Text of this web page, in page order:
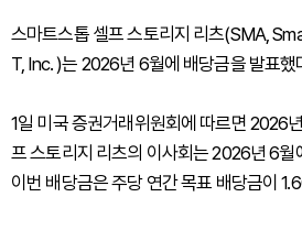
스마트스톱 셀프 스토리지 리츠(SMA,
T, Inc. )는 2026년 6월에 배당금을 발표했
1일 미국 증권거래위원회에 따르면 2026
프 스토리지 리츠의 이사회는 2026년 6월
이번 배당금은 주당 연간 목표 배당금이